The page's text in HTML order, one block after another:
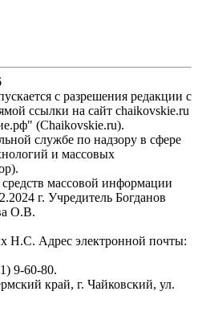
с разрешения редакции с
ссылки на сайт chaikovskie.ru
(Chaikovskie.ru).
службе по надзору в сфере
и массовых
массовой информации
г. Учредитель Богданов
О.В.
Н.С. Адрес электронной почты:
9-60-80.
край, г. Чайковский, ул.